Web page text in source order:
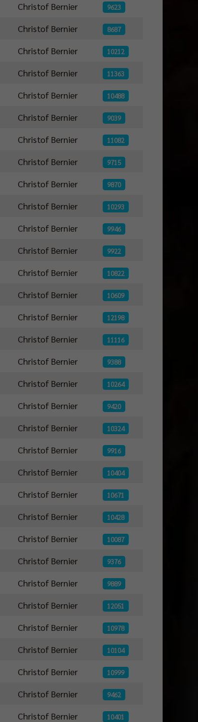
Christof Bernier 9623
Christof Bernier 8687
Christof Bernier 10212
Christof Bernier 11363
Christof Bernier 10488
Christof Bernier 9039
Christof Bernier 11082
Christof Bernier 9715
Christof Bernier 9870
Christof Bernier 10293
Christof Bernier 9946
Christof Bernier 9922
Christof Bernier 10822
Christof Bernier 10609
Christof Bernier 12198
Christof Bernier 11116
Christof Bernier 9388
Christof Bernier 10264
Christof Bernier 9420
Christof Bernier 10324
Christof Bernier 9916
Christof Bernier 10404
Christof Bernier 10671
Christof Bernier 10428
Christof Bernier 10087
Christof Bernier 9376
Christof Bernier 9889
Christof Bernier 12051
Christof Bernier 10978
Christof Bernier 10104
Christof Bernier 10999
Christof Bernier 9462
Christof Bernier 10401